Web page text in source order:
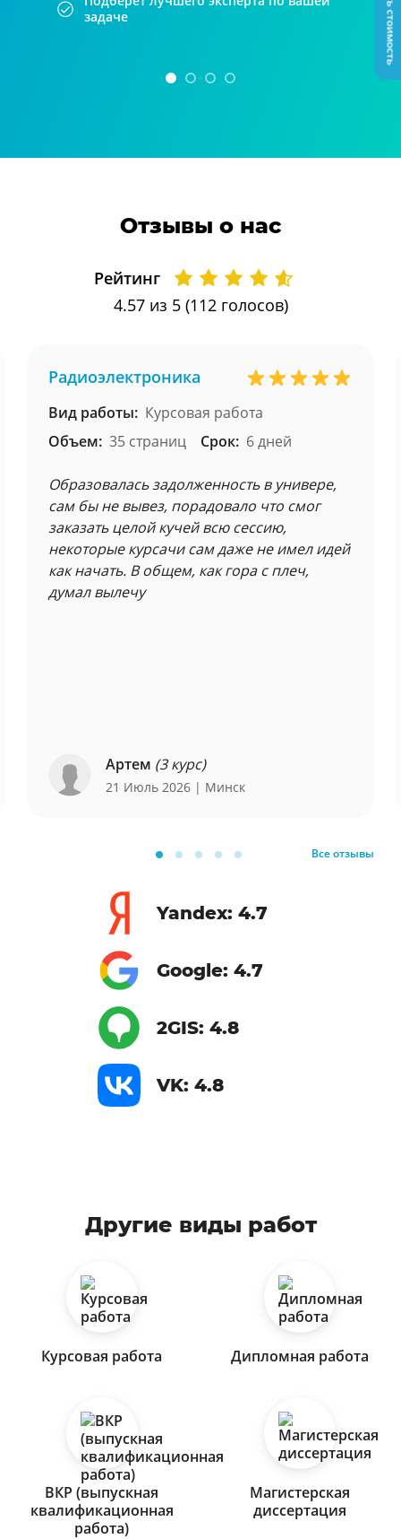
задаче
Отзывы о нас
Рейтинг
4.57из 5 (112 голосов)
Радиоэлектроника
Вид работы: Курсовая работа
Объем: 35 страниц Срок: 6 дней
Образовалась задолженность в универе,
сам бы не вывез, порадовало что смог
заказать целой кучей всю сессию,
некоторые курсачи сам даже не имел идей
как начать. В общем, как гора с плеч,
думал вылечу
Артем (3 курс)
21 Июль 2026 | Минск
Все отзывы
Yandex: 4.7
Google: 4.7
2GIS: 4.8
VK: 4.8
Другие виды работ
Курсовая работа Дипломная работа
ВКР (выпускная
квалификационная
работа)
Магистерская
диссертация